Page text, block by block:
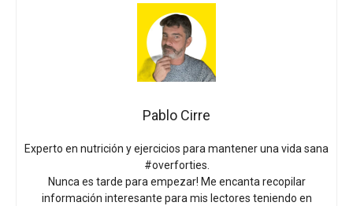
Pablo Cirre
Experto en nutrición y ejercicios para mantener una vida sana
#overforties.
Nunca es tarde para empezar! Me encanta recopilar
información interesante para mis lectores teniendo en